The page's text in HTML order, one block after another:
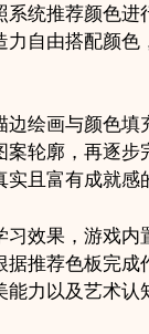
系统推荐颜色进
力自由搭配颜色
边绘画与颜色填
案轮廓，再逐步
且富有成就感
习效果，游戏内
据推荐色板完成
力以及艺术认